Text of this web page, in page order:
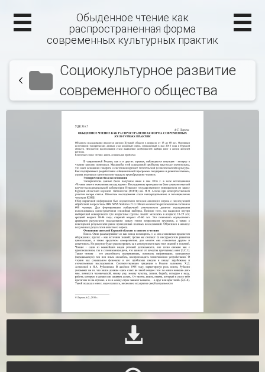
Обыденное чтение как
распространенная форма
современных культурных практик
Социокультурное развитие
современного общества